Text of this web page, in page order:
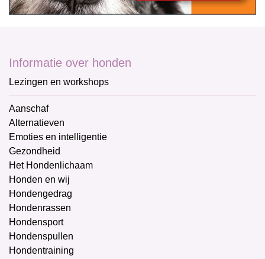
Informatie over honden
Lezingen en workshops
Aanschaf
Alternatieven
Emoties en intelligentie
Gezondheid
Het Hondenlichaam
Honden en wij
Hondengedrag
Hondenrassen
Hondensport
Hondenspullen
Hondentraining